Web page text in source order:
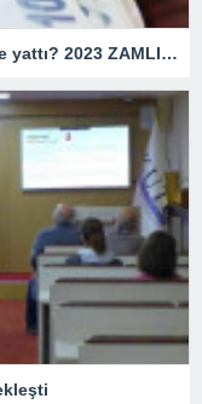
18 Mart Evde Bakım Maaşı hangi illerde yattı? 2023 ZAMLI Evde Bakım Maaşı yatan İLLER LİSTESİ! e-Devlet sorgulama ekranı